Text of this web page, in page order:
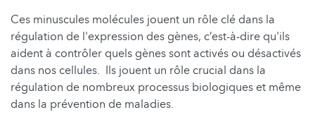
Ces minuscules molécules jouent un rôle clé dans la
régulation de l'expression des gènes, c’est-à-dire qu'ils
aident à contrôler quels gènes sont activés ou désactivés
dans nos cellules. Ils jouent un rôle crucial dans la
régulation de nombreux processus biologiques et même
dans la prévention de maladies.